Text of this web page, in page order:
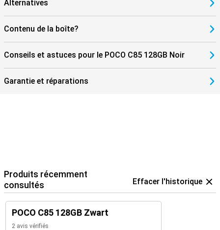
Alternatives
Contenu de la boîte?
Conseils et astuces pour le POCO C85 128GB Noir
Garantie et réparations
Produits récemment
consultés
Effacer l'historique
POCO C85 128GB Zwart
2 avis vérifiés